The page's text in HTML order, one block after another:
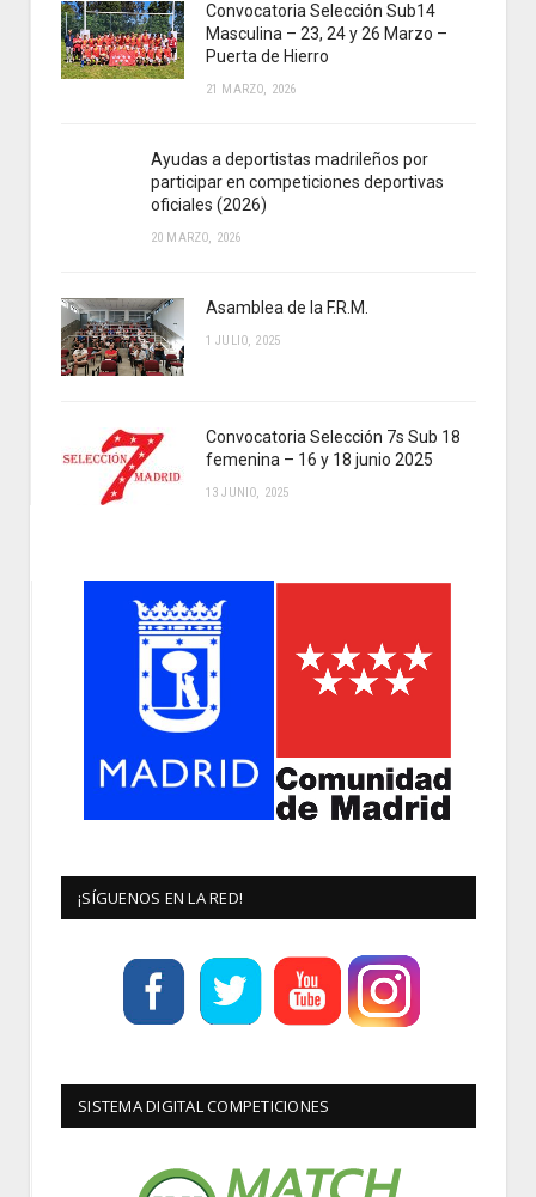
Convocatoria Selección Sub14
Masculina – 23, 24 y 26 Marzo –
Puerta de Hierro
21 MARZO, 2026
Ayudas a deportistas madrileños por
participar en competiciones deportivas
oficiales (2026)
20 MARZO, 2026
Asamblea de la F.R.M.
1 JULIO, 2025
Convocatoria Selección 7s Sub 18
femenina – 16 y 18 junio 2025
13 JUNIO, 2025
¡SÍGUENOS EN LA RED!
SISTEMA DIGITAL COMPETICIONES